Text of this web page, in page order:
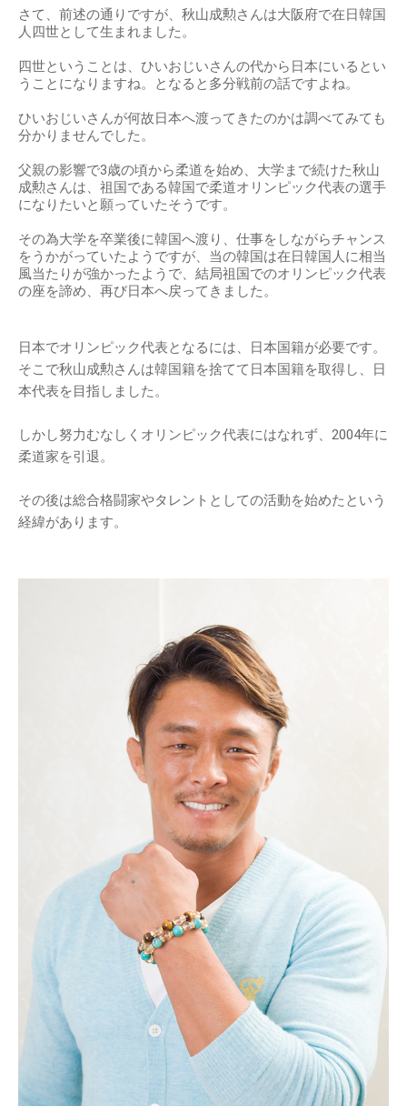
さて、前述の通りですが、秋山成勲さんは大阪府で在日韓国
人四世として生まれました。
四世ということは、ひいおじいさんの代から日本にいるとい
うことになりますね。となると多分戦前の話ですよね。
ひいおじいさんが何故日本へ渡ってきたのかは調べてみても
分かりませんでした。
父親の影響で3歳の頃から柔道を始め、大学まで続けた秋山
成勲さんは、祖国である韓国で柔道オリンピック代表の選手
になりたいと願っていたそうです。
その為大学を卒業後に韓国へ渡り、仕事をしながらチャンス
をうかがっていたようですが、当の韓国は在日韓国人に相当
風当たりが強かったようで、結局祖国でのオリンピック代表
の座を諦め、再び日本へ戻ってきました。
日本でオリンピック代表となるには、日本国籍が必要です。
そこで秋山成勲さんは韓国籍を捨てて日本国籍を取得し、日
本代表を目指しました。
しかし努力むなしくオリンピック代表にはなれず、2004年に
柔道家を引退。
その後は総合格闘家やタレントとしての活動を始めたという
経緯があります。